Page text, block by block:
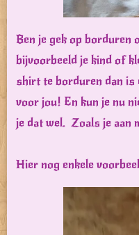
Ben je gek op borduren
bijvoorbeeld je kind of
shirt te borduren dan is
voor jou! En kun je nu
je dat wel. Zoals je aan
Hier nog enkele